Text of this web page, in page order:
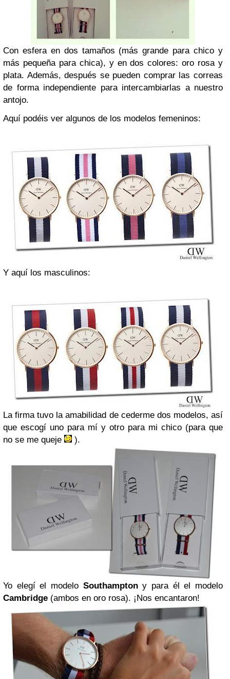
Con esfera en dos tamaños (más grande para chico y
más pequeña para chica), y en dos colores: oro rosa y
plata. Además, después se pueden comprar las correas
de forma independiente para intercambiarlas a nuestro
antojo.
Aquí podéis ver algunos de los modelos femeninos:
Y aquí los masculinos:
La firma tuvo la amabilidad de cederme dos modelos, así
que escogí uno para mí y otro para mi chico (para que
no se me queje
).
Yo elegí el modelo Southampton y para él el modelo
Cambridge (ambos en oro rosa). ¡Nos encantaron!